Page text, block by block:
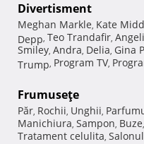
Divertisment
Meghan Markle, Kate
Depp, Teo Trandafir,
Smiley, Andra, Delia, Gina
Trump, Program TV,
Frumuseţe
Păr, Rochii, Unghii,
Manichiura, Sampon, Buze,
Tratament celulita,